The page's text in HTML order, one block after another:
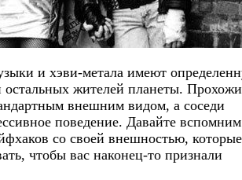
и хэви-метала имеют
остальных жителей планеты.
внешним видом, а соседи
поведение. Давайте
со своей внешностью, которые
чтобы вас наконец-то признали